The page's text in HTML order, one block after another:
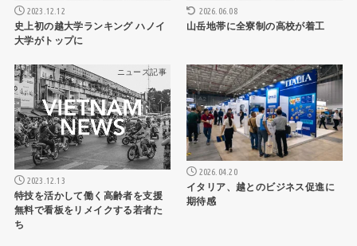
2023.12.12
史上初の越大学ランキング ハノイ
大学がトップに
2026.06.08
山岳地帯に全寮制の高校が着工
ニュース記事
2023.12.13
特技を活かして働く高齢者を支援
無料で看板をリメイクする若者た
ち
ニュース記事
2026.04.20
イタリア、越とのビジネス促進に
期待感